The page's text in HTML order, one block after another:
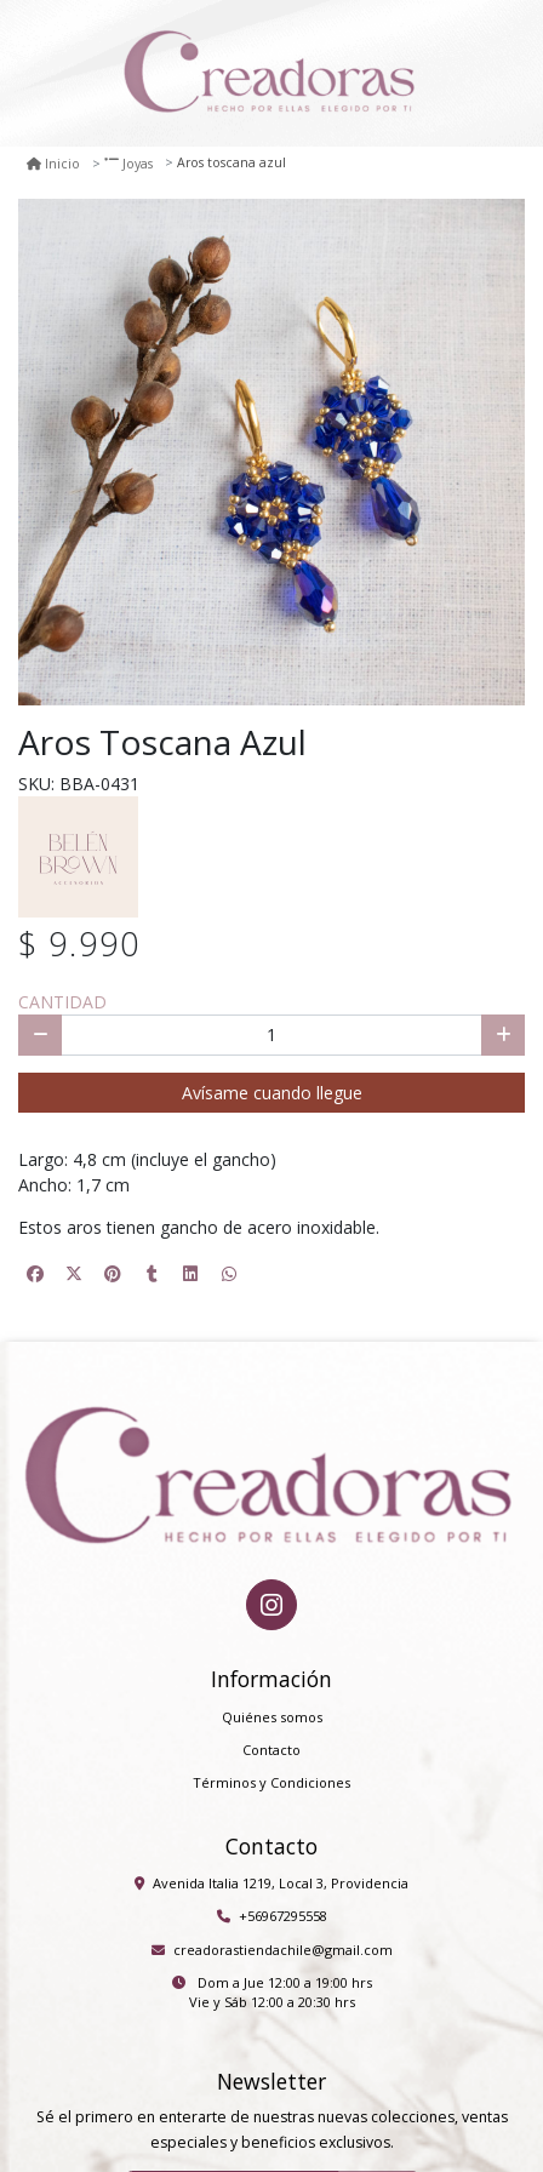
Inicio Joyas Aros toscana azul
Aros Toscana Azul
SKU: BBA-0431
$ 9.990
CANTIDAD
Avísame cuando llegue
Largo: 4,8 cm (incluye el gancho)
Ancho: 1,7 cm
Estos aros tienen gancho de acero inoxidable.
Información
Quiénes somos
Contacto
Términos y Condiciones
Contacto
Avenida Italia 1219, Local 3, Providencia
+56967295558
creadorastiendachile@gmail.com
Dom a Jue 12:00 a 19:00 hrs
Vie y Sáb 12:00 a 20:30 hrs
Newsletter
Sé el primero en enterarte de nuestras nuevas colecciones, ventas
especiales y beneficios exclusivos.